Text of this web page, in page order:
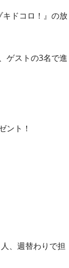
ドコロ！』の放
ゲストの3名で進
ント！
、週替わりで担